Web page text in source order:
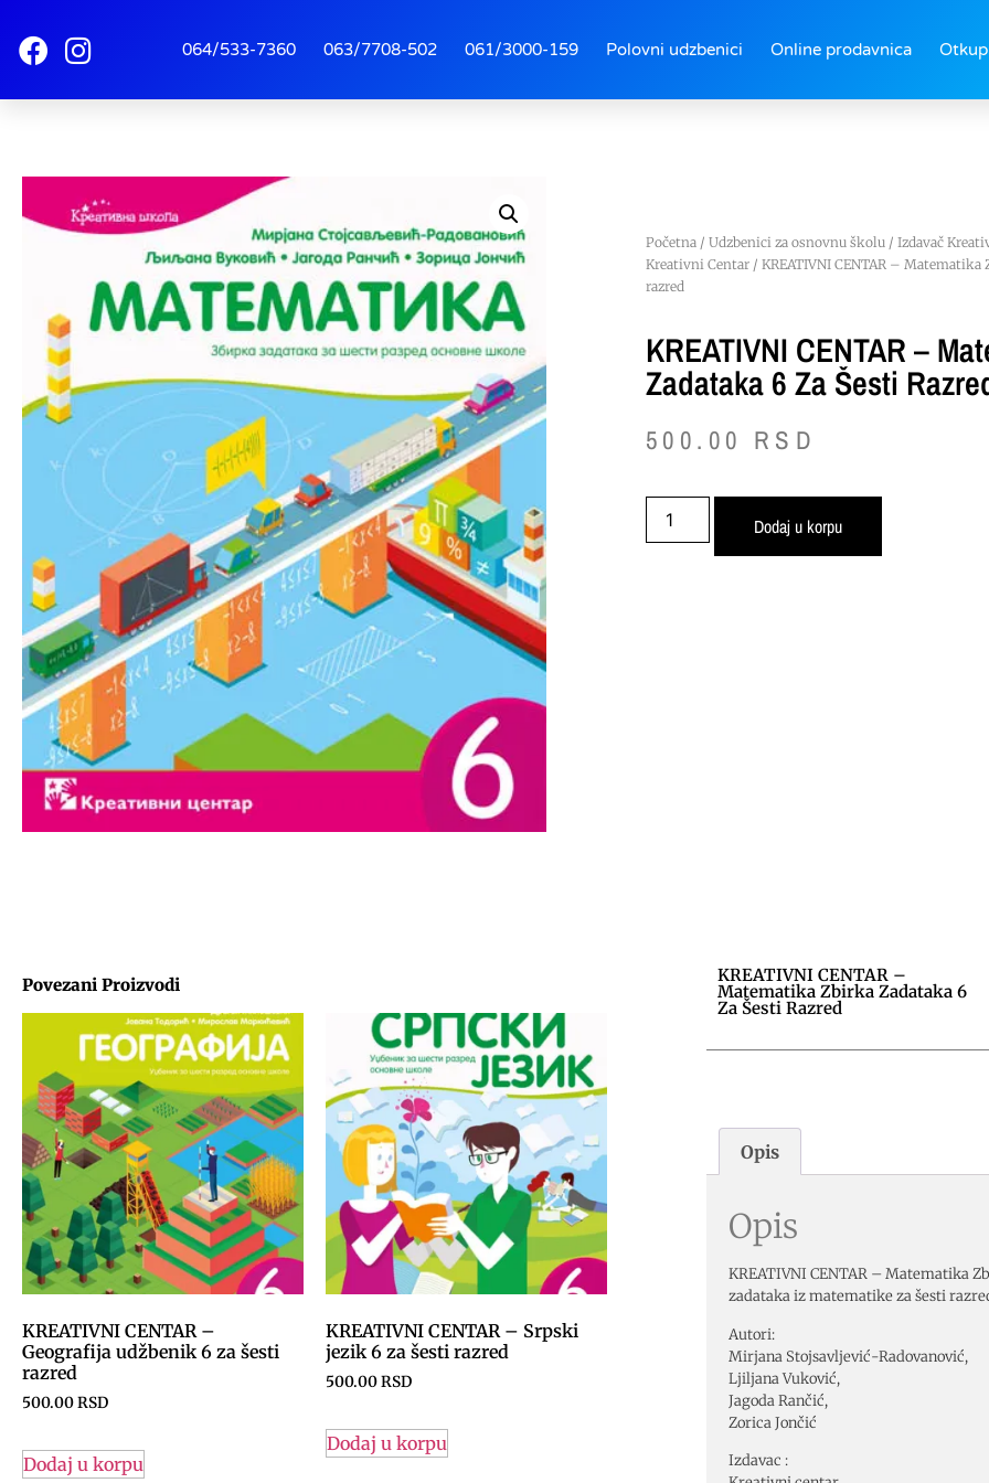
064/533-7360 063/7708-502 061/3000-159 Polovni udzbenici Online prodavnica
Početna/ Udzbenici za osnovnu školu/ Izdavač
Kreativni Centar/ KREATIVNI CENTAR – Matematika
razred
KREATIVNI CENTAR –
Zadataka 6 Za Šesti
500.00 RSD
Dodaj u korpu
Povezani Proizvodi
KREATIVNI CENTAR –
Geografija udžbenik 6 za šesti
razred
500.00RSD
Dodaj u korpu
KREATIVNI CENTAR – Srpski
jezik 6 za šesti razred
500.00RSD
Dodaj u korpu
KREATIVNI CENTAR –
Matematika Zbirka Zadataka 6
Za Šesti Razred
Opis
Opis
KREATIVNI CENTAR – Matematika
zadataka iz matematike za šesti
Autori:
Mirjana Stojsavljević-Radovanović,
Ljiljana Vuković,
Jagoda Rančić,
Zorica Jončić
Izdavac :